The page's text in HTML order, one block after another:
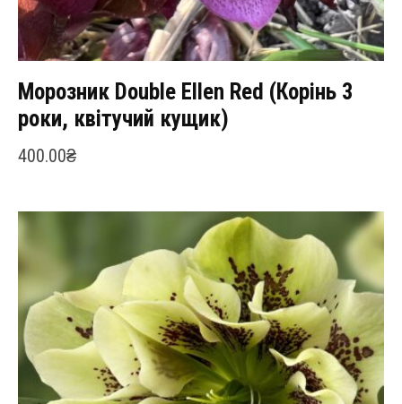
Морозник Double Ellen Red (Корінь 3
роки, квітучий кущик)
400.00₴